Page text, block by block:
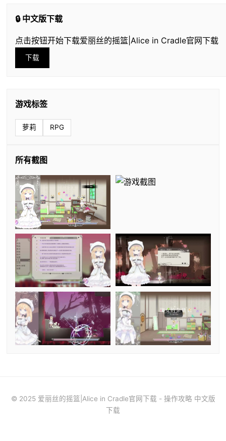
🔒 中文版下载
点击按钮开始下载爱丽丝的摇篮|Alice in Cradle官网下载
下载
游戏标签
萝莉 RPG
所有截图
© 2025 爱丽丝的摇篮|Alice in Cradle官网下载 - 操作攻略 中文版
下载